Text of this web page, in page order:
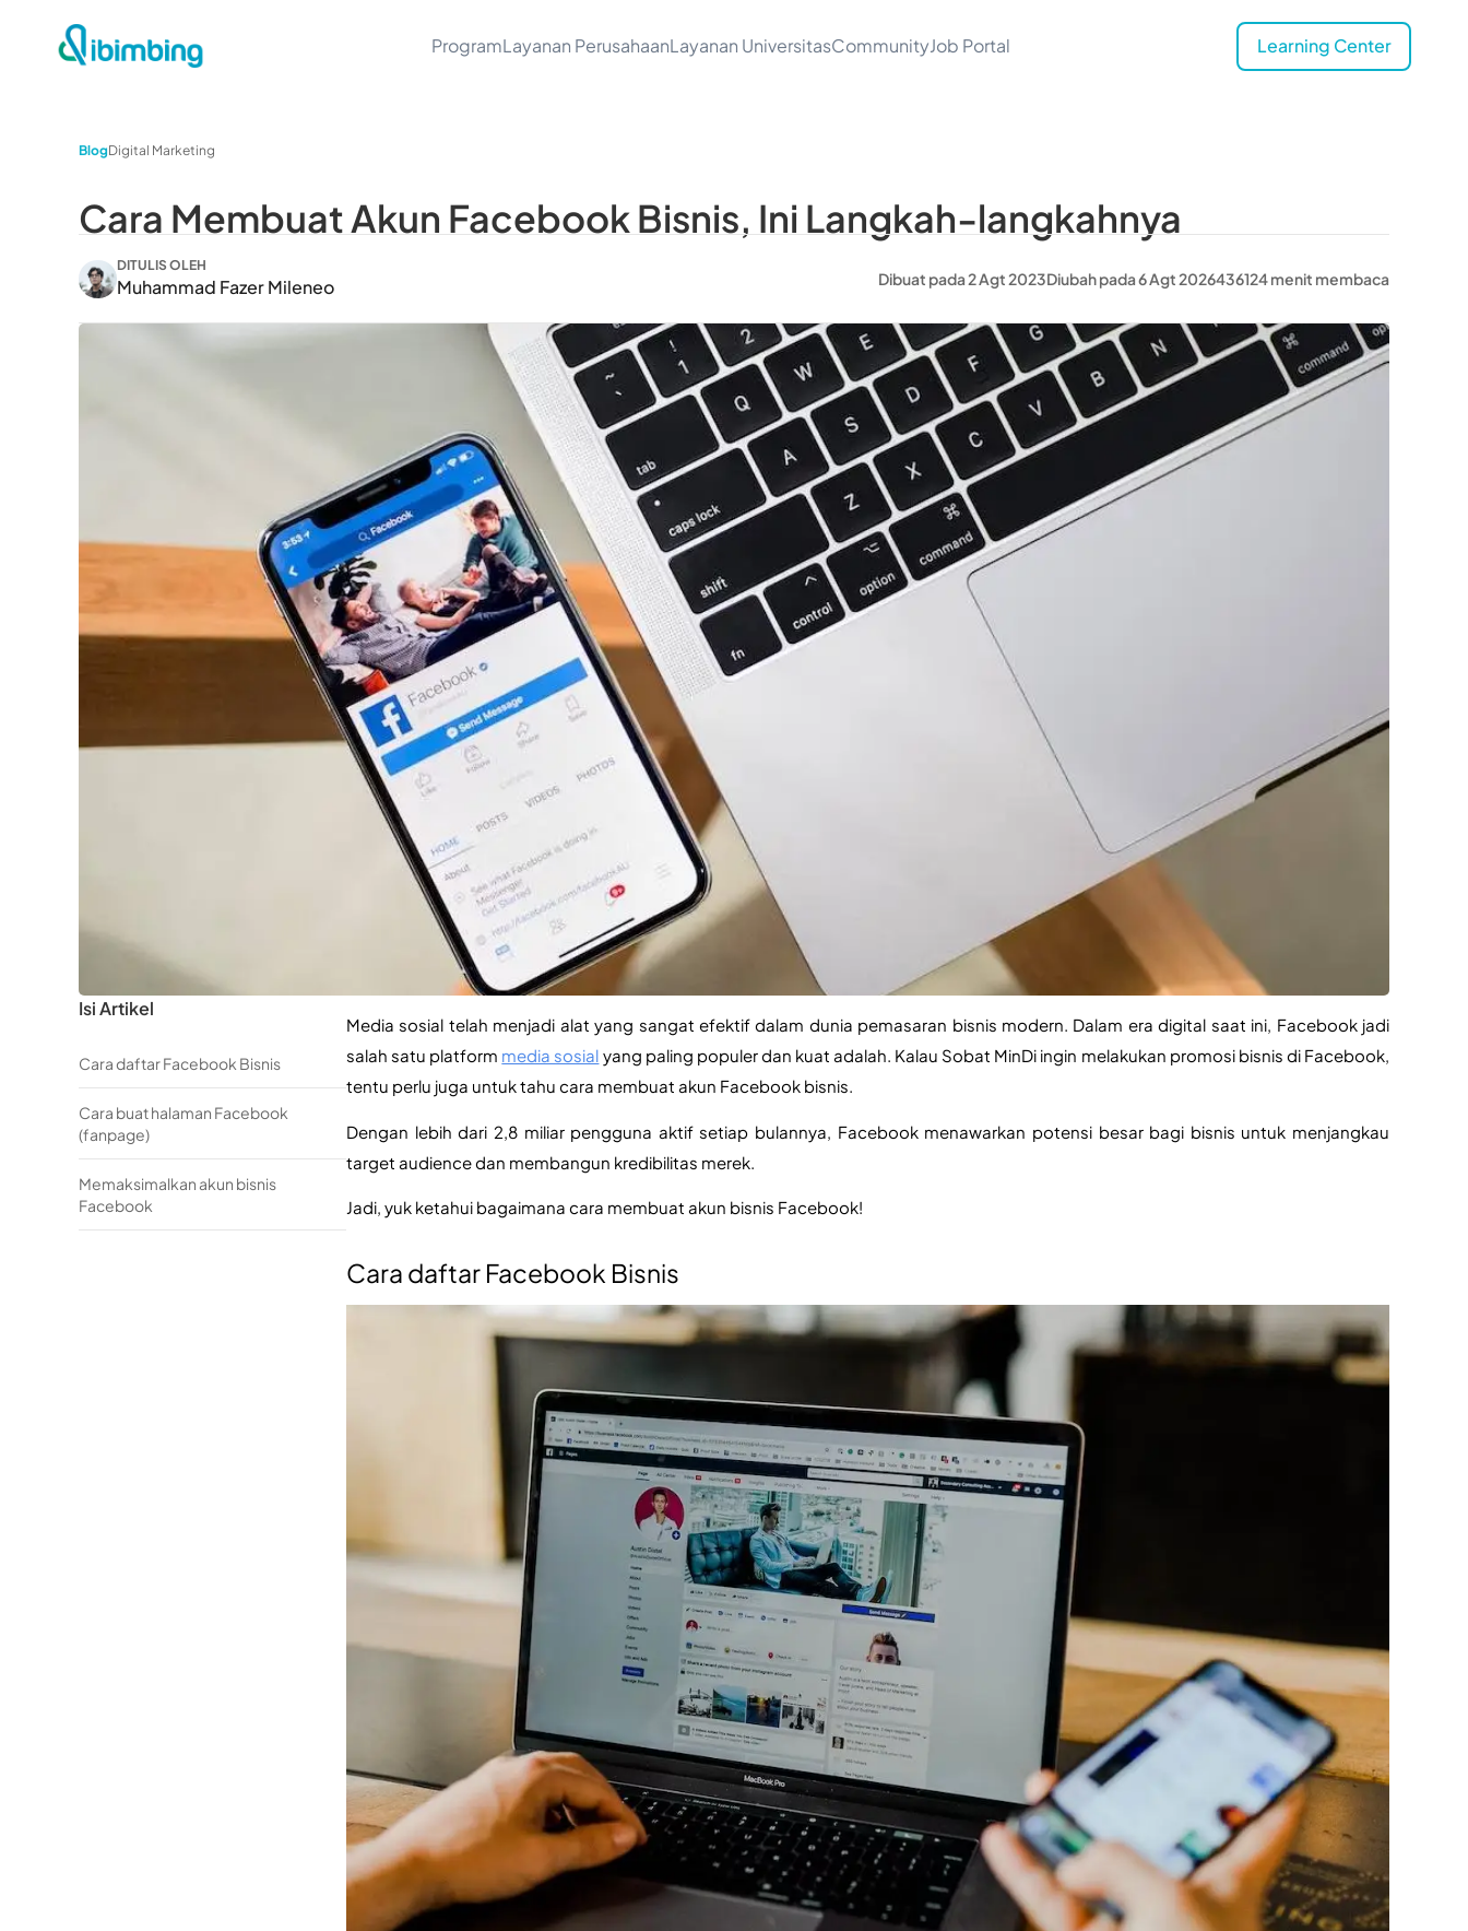
ProgramLayanan PerusahaanLayanan UniversitasCommunityJob Portal Learning Center
BlogDigital Marketing
Cara Membuat Akun Facebook Bisnis, Ini Langkah-langkahnya
DITULIS OLEH
Muhammad Fazer Mileneo Dibuat pada 2 Agt 2023Diubah pada 6 Agt 2026436124 menit membaca
Isi Artikel
Cara daftar Facebook Bisnis
Cara buat halaman Facebook
(fanpage)
Memaksimalkan akun bisnis
Facebook
Media sosial telah menjadi alat yang sangat efektif dalam dunia pemasaran bisnis modern. Dalam era digital saat ini, Facebook jadi
salah satu platform media sosial yang paling populer dan kuat adalah. Kalau Sobat MinDi ingin melakukan promosi bisnis di Facebook,
tentu perlu juga untuk tahu cara membuat akun Facebook bisnis.
Dengan lebih dari 2,8 miliar pengguna aktif setiap bulannya, Facebook menawarkan potensi besar bagi bisnis untuk menjangkau
target audience dan membangun kredibilitas merek.
Jadi, yuk ketahui bagaimana cara membuat akun bisnis Facebook!
Cara daftar Facebook Bisnis